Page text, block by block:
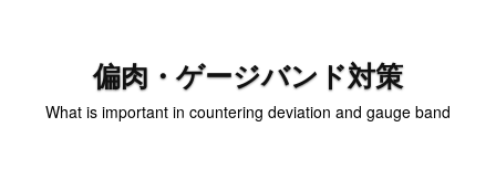
偏肉・ゲージバンド対策
What is important in countering deviation and gauge band